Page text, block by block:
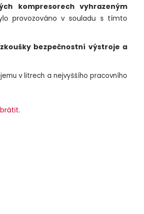
kompresorech vyhrazeným
provozováno v souladu s tímto
bezpečnostní výstroje a
v litrech a nejvyššího pracovního